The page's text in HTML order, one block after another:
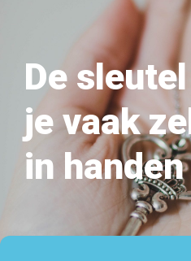
De
je vaak
in handen